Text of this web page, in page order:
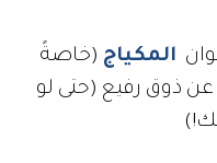
المكياج (خاصةً
عن ذوق رفيع (حتى لو